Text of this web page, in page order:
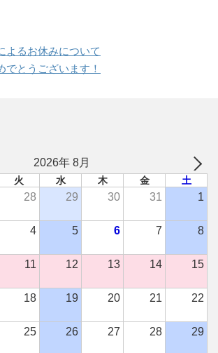
よるお休みについて
でとうございます！
2026年 8月
火 水 木 金 土
28 29 30 31 1
4 5 6 7 8
11 12 13 14 15
18 19 20 21 22
25 26 27 28 29